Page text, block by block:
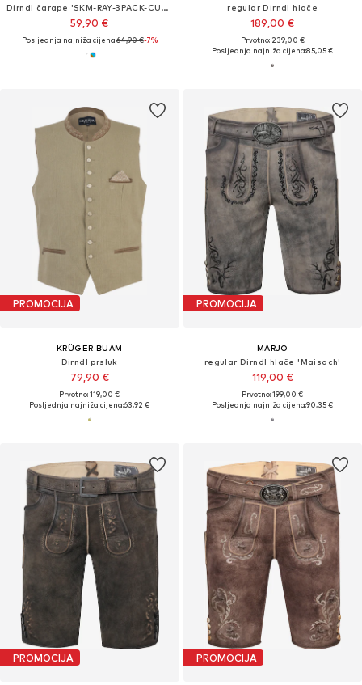
Dirndl čarape 'SKM-RAY-3PACK-CUSHIONED'
59,90 €
Posljednja najniža cijena:64,90 €-7%
regular Dirndl hlače
189,00 €
Prvotno: 239,00 €
Posljednja najniža cijena:85,05 €
PROMOCIJA
KRÜGER BUAM
Dirndl prsluk
79,90 €
Prvotno: 119,00 €
Posljednja najniža cijena:63,92 €
PROMOCIJA
MARJO
regular Dirndl hlače 'Maisach'
119,00 €
Prvotno: 199,00 €
Posljednja najniža cijena:90,35 €
PROMOCIJA PROMOCIJA